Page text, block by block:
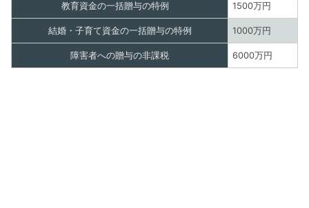
教育資金の一括贈与の特例 1500万円
結婚・子育て資金の一括贈与の特例 1000万円
障害者への贈与の非課税 6000万円